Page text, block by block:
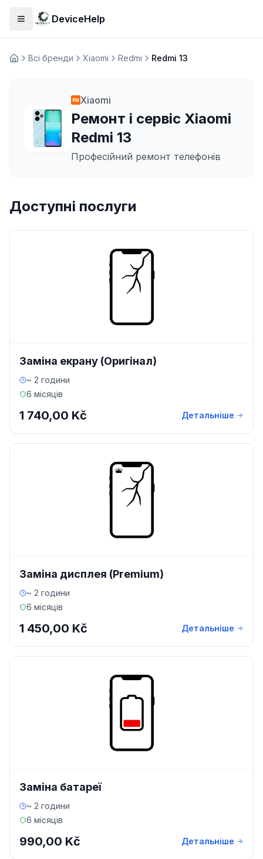
Відкрити меню
DeviceHelp
ДомашняВсі бренди Xiaomi Redmi Redmi 13
Xiaomi
Ремонт і сервіс Xiaomi
Redmi 13
Професійний ремонт телефонів
Доступні послуги
Заміна екрану (Оригінал)
~ 2 години
6 місяців
1 740,00 Kč Детальніше
Заміна дисплея (Premium)
~ 2 години
6 місяців
1 450,00 Kč Детальніше
Заміна батареї
~ 2 години
6 місяців
990,00 Kč Детальніше